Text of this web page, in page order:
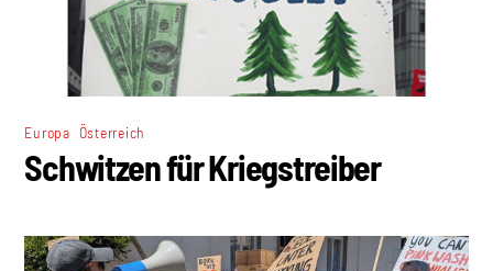
Europa Österreich
Schwitzen für Kriegstreiber